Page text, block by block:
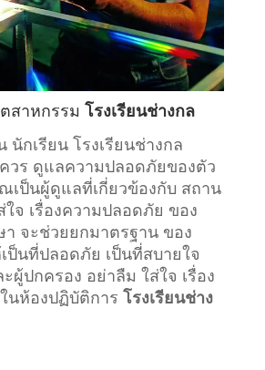
สาหกรรม โรงเรียนช่างกล
นักเรียน โรงเรียนช่างกล
วร ดูแลความปลอดภัยของตัว
เป็นผู้ดูแลที่เกี่ยวข้องกับ สถาน
จ เรื่องความปลอดภัย ของ
า จะช่วยยกมาตรฐาน ของ
ป็นที่ปลอดภัย เป็นที่สบายใจ
ผู้ปกครอง อย่าลืม ใส่ใจ เรื่อง
นห้องปฏิบัติการ โรงเรียนช่าง